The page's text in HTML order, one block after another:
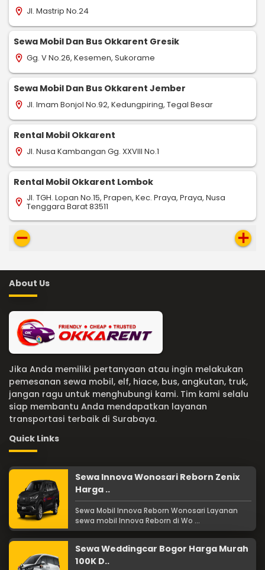
location_on Jl. Mastrip No.24
Sewa Mobil Dan Bus Okkarent Gresik
location_on Gg. V No.26, Kesemen, Sukorame
Sewa Mobil Dan Bus Okkarent Jember
location_on Jl. Imam Bonjol No.92, Kedungpiring, Tegal Besar
Rental Mobil Okkarent
location_on Jl. Nusa Kambangan Gg. XXVIII No.1
Rental Mobil Okkarent Lombok
location_on Jl. TGH. Lopan No.15, Prapen, Kec. Praya, Praya, Nusa
Tenggara Barat 83511
remove add
About Us
Jika Anda memiliki pertanyaan atau ingin melakukan
pemesanan sewa mobil, elf, hiace, bus, angkutan, truk,
jangan ragu untuk menghubungi kami. Tim kami selalu
siap membantu Anda mendapatkan layanan
transportasi terbaik di Surabaya.
Quick Links
Sewa Innova Wonosari Reborn Zenix
Harga ..
Sewa Mobil Innova Reborn Wonosari Layanan
sewa mobil Innova Reborn di Wo ...
Sewa Weddingcar Bogor Harga Murah
100K D..